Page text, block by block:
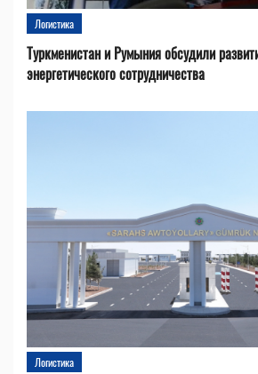
Логистика
Туркменистан и Румыния обсудили
энергетического сотрудничества
Логистика